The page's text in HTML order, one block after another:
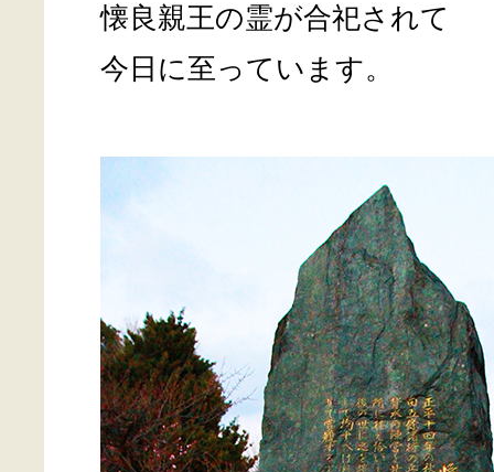
懐良親王の霊が合祀されて
今日に至っています。